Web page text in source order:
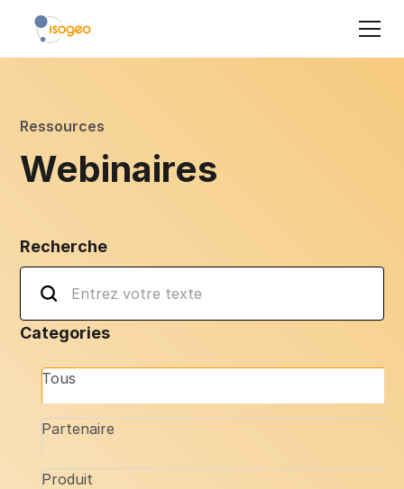
Ressources
Webinaires
Recherche
Categories
Tous
Partenaire
Produit